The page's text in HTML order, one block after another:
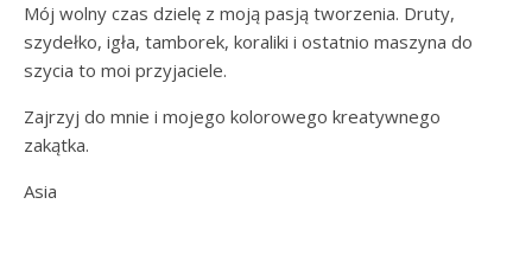
Mój wolny czas dzielę z moją pasją tworzenia. Druty,
szydełko, igła, tamborek, koraliki i ostatnio maszyna do
szycia to moi przyjaciele.
Zajrzyj do mnie i mojego kolorowego kreatywnego
zakątka.
Asia